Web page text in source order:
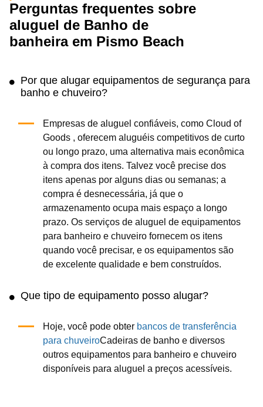
Perguntas frequentes sobre
aluguel de Banho de
banheira em Pismo Beach
Por que alugar equipamentos de segurança para
banho e chuveiro?
Empresas de aluguel confiáveis, como Cloud of
Goods , oferecem aluguéis competitivos de curto
ou longo prazo, uma alternativa mais econômica
à compra dos itens. Talvez você precise dos
itens apenas por alguns dias ou semanas; a
compra é desnecessária, já que o
armazenamento ocupa mais espaço a longo
prazo. Os serviços de aluguel de equipamentos
para banheiro e chuveiro fornecem os itens
quando você precisar, e os equipamentos são
de excelente qualidade e bem construídos.
Que tipo de equipamento posso alugar?
Hoje, você pode obter bancos de transferência
para chuveiroCadeiras de banho e diversos
outros equipamentos para banheiro e chuveiro
disponíveis para aluguel a preços acessíveis.